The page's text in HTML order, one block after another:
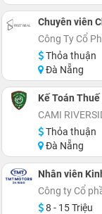
Chuyên viên
Công Ty Cổ
Thỏa thuận
Đà Nẵng
Kế Toán
CAMI
Thỏa thuận
Đà Nẵng
Nhân viên
Công ty Cổ
8 - 15 Triệu